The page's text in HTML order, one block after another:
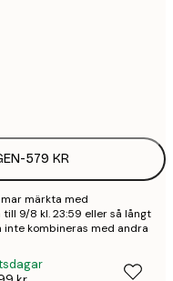
-579 KR
märkta med
9/8 kl. 23:59 eller så långt
inte kombineras med andra